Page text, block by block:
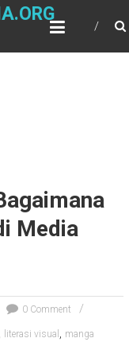
Media
0 Comment
literasi visual , manga